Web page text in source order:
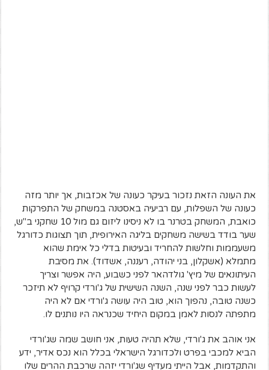
את העונה הזאת נזכור בעיקר כעונה של אכזבות, אך יותר מזה
כעונה של השפלות, עם רביעיה באסטנה במשחק של התפרקות
כואבת, המשחק בטרנר בו לא ניסינו ליזום גם מול 10 שחקני ב"ש,
שער בודד בשישה משחקים בליגה האירופית, תוך תצוגות כדורגל
משעממות וחלשות להחריד ובעיטות בדלי כל אימת שהוא
מתמלא (אשקלון, בני יהודה, רעננה, אשדוד). את מסיבת
העיתונאים של מיץ' גולדהאר לפני כשבוע, היה אפשר וצריך
לעשות כבר לפני שנה, השנה השישית של ג'ורדי קרויף לא תיזכר
כשנה טובה, נהפוך הוא, טוב היה עושה ג'ורדי אם לא היה
מתפתה לנסות לאמן במקום היחיד שכנראה היו נותנים לו.
אני אוהב את ג'ורדי, שלא תהיה טעות, אני חושב שמה שג'ורדי
הביא למכבי בפרט ולכדורגל הישראלי בכלל הוא נכס אדיר, ידע
והתקדמות, אבל הייתי מעדיף שג'ורדי יזהה שרכבת ההרים שלו